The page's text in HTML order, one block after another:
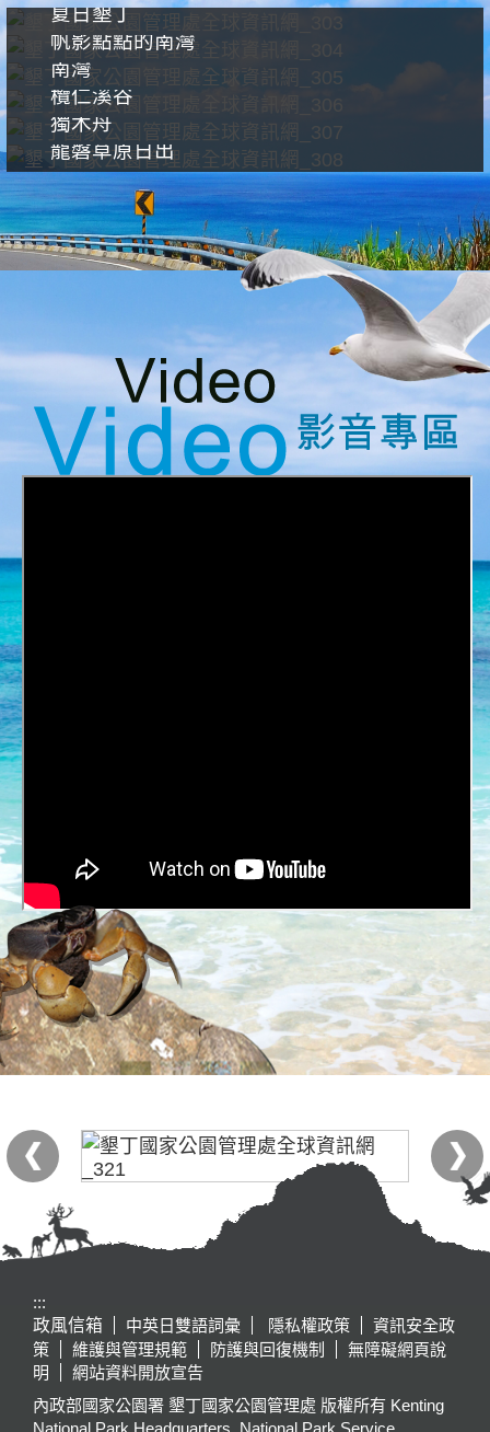
夏日墾丁
帆影點點的南灣
南灣
欖仁溪谷
獨木舟
龍磐草原日出
:::
政風信箱
中英日雙語詞彙 隱私權政策
資訊安全政
策
維護與管理規範 防護與回復機制
無障礙網頁說
明
網站資料開放宣告
內政部國家公園署 墾丁國家公園管理處 版權所有 Kenting
National Park Headquarters, National Park Service,